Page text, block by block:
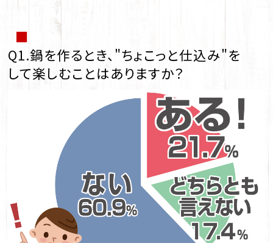
■
Q1.鍋を作るとき、"ちょこっと仕込み"を
して楽しむことはありますか？